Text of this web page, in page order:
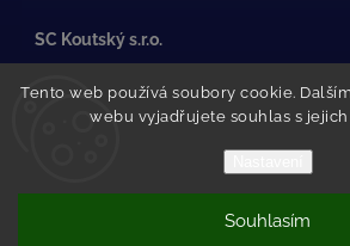
Tento web používá soubory cookie.
webu vyjadřujete souhlas s
Souhlasím
SC Koutský s.r.o.
500 02 Hradec Králové
Pražské Předměstí